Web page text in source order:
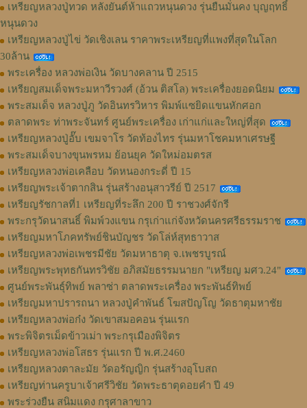
เหรียญหลวงปู่ทวด หลังยันต์ห้าแถวหนุนดวง รุ่นยืนมั่นคง บุญฤทธิ์
หนุนดวง
เหรียญหลวงปู่ไข่ วัดเชิงเลน ราคาพระเหรียญที่แพงที่สุดในโลก
30ล้าน
พระเครื่อง หลวงพ่อเงิน วัดบางคลาน ปี 2515
เหรียญสมเด็จพระมหาวีรวงศ์ (อ้วน ติสโล) พระเครื่องยอดนิยม
พระสมเด็จ หลวงปู่ภู วัดอินทรวิหาร พิมพ์แซยิดแขนหักศอก
ตลาดพระ ท่าพระจันทร์ ศูนย์พระเครื่อง เก่าแก่และใหญ่ที่สุด
เหรียญหลวงปู่อั๊บ เขมจาโร วัดท้องไทร รุ่นมหาโชคมหาเศรษฐี
พระสมเด็จบางขุนพรหม ย้อนยุค วัดใหม่อมตรส
เหรียญหลวงพ่อเคลือบ วัดหนองกระดี่ ปี 15
เหรียญพระเจ้าตากสิน รุ่นสร้างอนุสาวรีย์ ปี 2517
เหรียญรัชกาลที่1 เหรียญที่ระลึก 200 ปี ราชวงศ์จักรี
พระกรุวัดนาสนธิ์ พิมพ์วงแขน กรุเก่าแก่จังหวัดนครศรีธรรมราช
เหรียญมหาโภคทรัพย์ชินบัญชร วัดโล่ห์สุทธาวาส
เหรียญหลวงพ่อเพชรมีชัย วัดมหาธาตุ จ.เพชรบูรณ์
เหรียญพระพุทธกันทรวิชัย อภิสมัยธรรมนายก "เหรียญ มศว.24"
ศูนย์พระพันธุ์ทิพย์ พลาซ่า ตลาดพระเครื่อง พระพันธ์ทิพย์
เหรียญมหาปรารถนา หลวงปู่คำพันธ์ โฆสปัญโญ วัดธาตุมหาชัย
เหรียญหลวงพ่อก๋ง วัดเขาสมอคอน รุ่นแรก
พระพิจิตรเม็ดข้าวเม่า พระกรุเมืองพิจิตร
เหรียญหลวงพ่อโสธร รุ่นแรก ปี พ.ศ.2460
เหรียญหลวงตาละมัย วัดอรัญญิก รุ่นสร้างอุโบสถ
เหรียญท่านครูบาเจ้าศรีวิชัย วัดพระธาตุดอยคำ ปี 49
พระร่วงยืน สนิมแดง กรุศาลาขาว